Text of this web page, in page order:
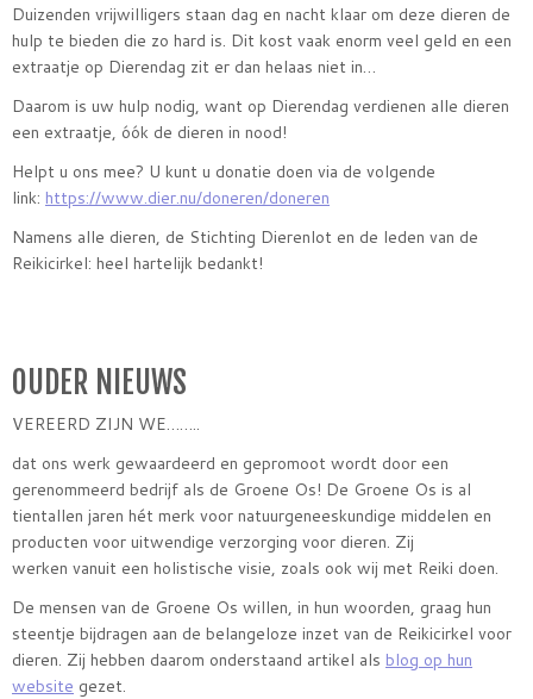
Duizenden vrijwilligers staan dag en nacht klaar om deze dieren de
hulp te bieden die zo hard is. Dit kost vaak enorm veel geld en een
extraatje op Dierendag zit er dan helaas niet in…
Daarom is uw hulp nodig, want op Dierendag verdienen alle dieren
een extraatje, óók de dieren in nood!
Helpt u ons mee? U kunt u donatie doen via de volgende
link: https://www.dier.nu/doneren/doneren
Namens alle dieren, de Stichting Dierenlot en de leden van de
Reikicirkel: heel hartelijk bedankt!
OUDER NIEUWS
VEREERD ZIJN WE……..
dat ons werk gewaardeerd en gepromoot wordt door een
gerenommeerd bedrijf als de Groene Os! De Groene Os is al
tientallen jaren hét merk voor natuurgeneeskundige middelen en
producten voor uitwendige verzorging voor dieren. Zij
werken vanuit een holistische visie, zoals ook wij met Reiki doen.
De mensen van de Groene Os willen, in hun woorden, graag hun
steentje bijdragen aan de belangeloze inzet van de Reikicirkel voor
dieren. Zij hebben daarom onderstaand artikel als blog op hun
website gezet.